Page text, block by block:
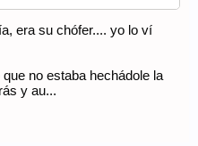
era su chófer.... yo lo ví
no estaba hechádole la
y au...